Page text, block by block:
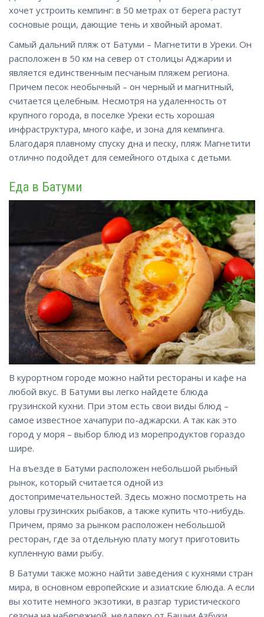
хочет устроить кемпинг: в 50 метрах от берега растут
сосновые рощи, дающие тень и хвойный аромат.
Самый дальний пляж от Батуми – Магнетити в Уреки. Он
расположен в 50 км на север от столицы Аджарии и
является единственным песчаным пляжем региона.
Причем песок необычный – он черный и магнитный,
считается целебным. Несмотря на удаленность от
крупного города, в поселке Уреки есть хорошая
инфраструктура, много кафе, и зона для кемпинга.
Благодаря плавному спуску дна и песку, пляж Магнетити
отлично подойдет для семейного отдыха с детьми.
Еда в Батуми
В курортном городе можно найти рестораны и кафе на
любой вкус. В Батуми вы легко найдете блюда
грузинской кухни. При этом есть свои виды блюд –
самое известное хачапури по-аджарски. А так как это
город у моря – выбор блюд из морепродуктов гораздо
шире.
На въезде в Батуми расположен небольшой рыбный
рынок, который считается одной из
достопримечательностей. Здесь можно посмотреть на
уловы грузинских рыбаков, а также купить что-нибудь.
Причем, прямо за рынком расположен небольшой
ресторан, где за отдельную плату могут приготовить
купленную вами рыбу.
В Батуми также можно найти заведения с кухнями стран
мира, в основном европейские и азиатские блюда. А если
вы хотите немного экзотики, в разгар туристического